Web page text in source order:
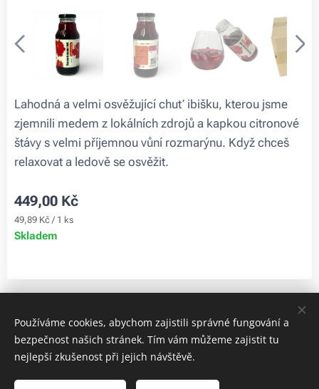
Lahodná a velmi osvěžující chuť ibišku, kterou jsme
zjemnili medem z lokálních zdrojů a kapkou citronové
štávy s velmi příjemnou vůní rozmarýnu. Když chceš
relaxovat a ledově se osvěžit.
449,00 Kč
49,89 Kč / 1 ks
Skladem
Cookies
Používáme cookies, abychom zajistili správné fungování a
bezpečnost našich stránek. Tím vám můžeme zajistit tu
nejlepší zkušenost při jejich návštěvě.